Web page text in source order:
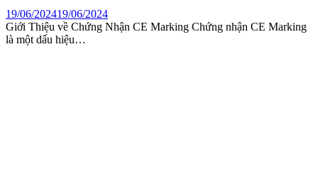
19/06/202419/06/2024
Giới Thiệu về Chứng Nhận CE Marking Chứng nhận CE Marking
là một dấu hiệu…